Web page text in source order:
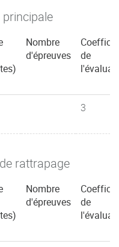
Nombre
d'épreuves
de
3
rattrapage
Nombre
d'épreuves
de